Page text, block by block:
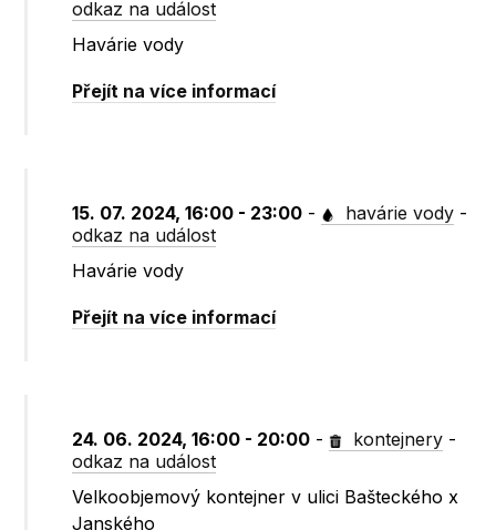
odkaz na událost
Havárie vody
Přejít na více informací
15. 07. 2024, 16:00 - 23:00 - havárie vody -
odkaz na událost
Havárie vody
Přejít na více informací
24. 06. 2024, 16:00 - 20:00 - kontejnery -
odkaz na událost
Velkoobjemový kontejner v ulici Bašteckého x
Janského